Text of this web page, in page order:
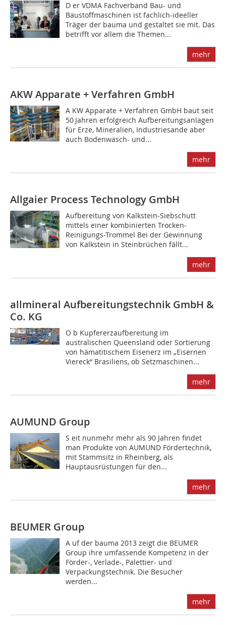
D er VDMA Fachverband Bau- und
Baustoffmaschinen ist fachlich-ideeller
Träger der bauma und gestaltet sie mit. Das
betrifft vor allem die Themen...
mehr
AKW Apparate + Verfahren GmbH
A KW Apparate + Verfahren GmbH baut seit
50 Jahren erfolgreich Aufbereitungsanlagen
für Erze, Mineralien, Industriesande aber
auch Bodenwasch- und...
mehr
Allgaier Process Technology GmbH
Aufbereitung von Kalkstein-Siebschutt
mittels einer kombinierten Trocken-
Reinigungs-Trommel Bei der Gewinnung
von Kalkstein in Steinbrüchen fällt...
mehr
allmineral Aufbereitungstechnik GmbH &
Co. KG
O b Kupfererzaufbereitung im
australischen Queensland oder Sortierung
von hämatitischem Eisenerz im „Eisernen
Viereck“ Brasiliens, ob Setzmaschinen...
mehr
AUMUND Group
S eit nunmehr mehr als 90 Jahren findet
man Produkte von AUMUND Fördertechnik,
mit Stammsitz in Rheinberg, als
Hauptausrüstungen für den...
mehr
BEUMER Group
A uf der bauma 2013 zeigt die BEUMER
Group ihre umfassende Kompetenz in der
Förder-, Verlade-, Palettier- und
Verpackungstechnik. Die Besucher
werden...
mehr